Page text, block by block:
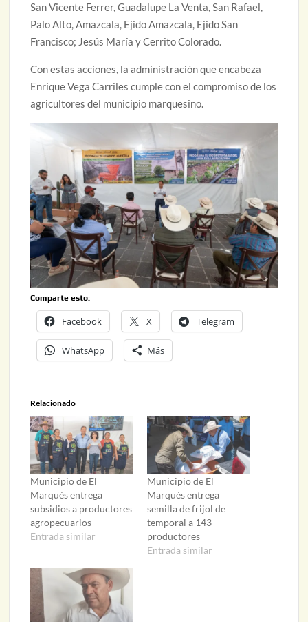
San Vicente Ferrer, Guadalupe La Venta, San Rafael,
Palo Alto, Amazcala, Ejido Amazcala, Ejido San
Francisco; Jesús María y Cerrito Colorado.
Con estas acciones, la administración que encabeza
Enrique Vega Carriles cumple con el compromiso de los
agricultores del municipio marquesino.
Comparte esto:
Facebook X Telegram
WhatsApp Más
Relacionado
Municipio de El
Marqués entrega
subsidios a productores
agropecuarios
Entrada similar
Municipio de El
Marqués entrega
semilla de frijol de
temporal a 143
productores
Entrada similar